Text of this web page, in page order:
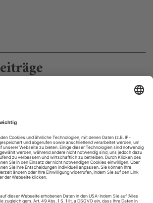
Schubert-Recital aus der Wigmore Hall
Hall gilt als Mekka des Liedgesangs,
hat sich den Weg dorthin nicht
junge Ire – kein Deutscher, wie man
vermuten könnte –, ist Absolvent der
seiner Heimatstadt Dublin sowie der
Akademie in London und Träger
Award, war...